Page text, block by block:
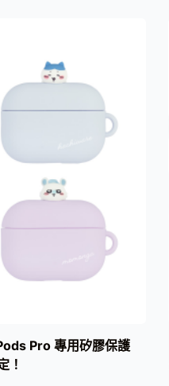
Pro 專用矽膠保護
！